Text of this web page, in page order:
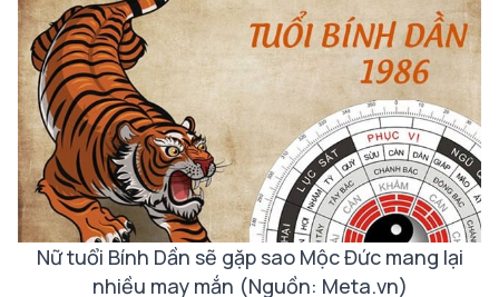
Nữ tuổi Bính Dần sẽ gặp sao Mộc Đức mang lại
nhiều may mắn (Nguồn: Meta.vn)